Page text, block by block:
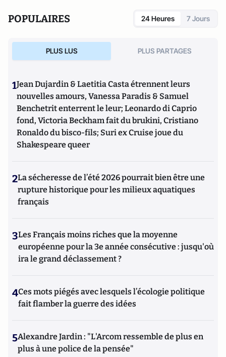
POPULAIRES 24 Heures 7 Jours
PLUS LUS PLUS PARTAGES
1Jean Dujardin & Laetitia Casta étrennent leurs
nouvelles amours, Vanessa Paradis & Samuel
Benchetrit enterrent le leur; Leonardo di Caprio
fond, Victoria Beckham fait du brukini, Cristiano
Ronaldo du bisco-fils; Suri ex Cruise joue du
Shakespeare queer
2La sécheresse de l’été 2026 pourrait bien être une
rupture historique pour les milieux aquatiques
français
3Les Français moins riches que la moyenne
européenne pour la 3e année consécutive : jusqu'où
ira le grand déclassement ?
4Ces mots piégés avec lesquels l’écologie politique
fait flamber la guerre des idées
5Alexandre Jardin : "L'Arcom ressemble de plus en
plus à une police de la pensée"